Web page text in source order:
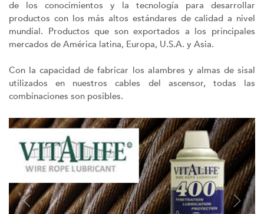
de los conocimientos y la tecnología para desarrollar
productos con los más altos estándares de calidad a nivel
mundial. Productos que son exportados a los principales
mercados de América latina, Europa, U.S.A. y Asia.
Con la capacidad de fabricar los alambres y almas de sisal
utilizados en nuestros cables del ascensor, todas las
combinaciones son posibles.
Previous Next